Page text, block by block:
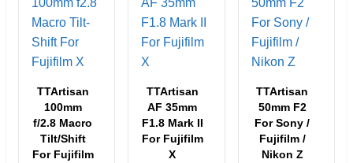
TTArtisan
100mm
f/2.8 Macro
Tilt/Shift
For Fujifilm
TTArtisan
AF 35mm
F1.8 Mark II
For Fujifilm
X
TTArtisan
50mm F2
For Sony /
Fujifilm /
Nikon Z